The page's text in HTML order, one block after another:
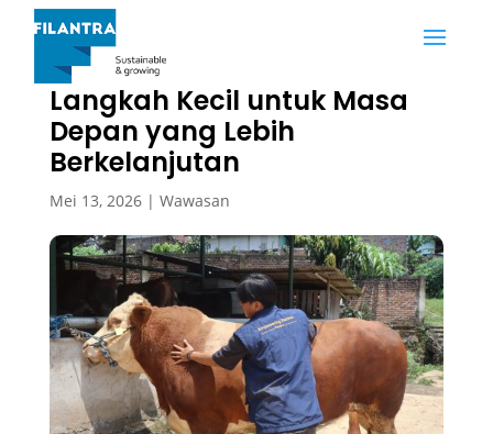
Ketika Kurban Menjadi
Langkah Kecil untuk Masa
Depan yang Lebih
Berkelanjutan
Mei 13, 2026| Wawasan